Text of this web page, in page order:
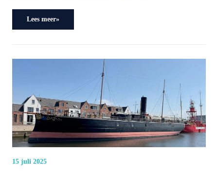
Lees meer»
15 juli 2025